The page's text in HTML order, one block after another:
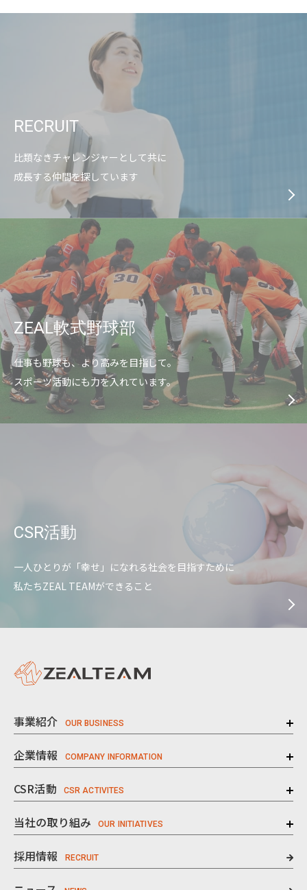
RECRUIT
比類なきチャレンジャーとして共に
成長する仲間を探しています
ZEAL軟式野球部
仕事も野球も、より高みを目指して。
スポーツ活動にも力を入れています。
CSR活動
一人ひとりが「幸せ」になれる社会を目指すために
私たちZEAL TEAMができること
事業紹介
企業情報
CSR活動
当社の取り組み
採用情報